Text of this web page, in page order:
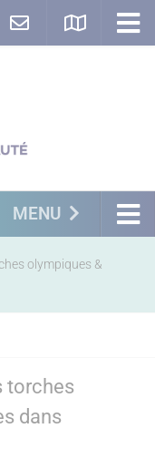
MENU
olympiques &
torches
dans